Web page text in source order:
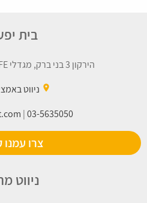
בית
הירקון 3 בני ברק, מגדלי LYFE בניין B, קומה 14
place ניווט
|03-5635050
צרו
ניווט